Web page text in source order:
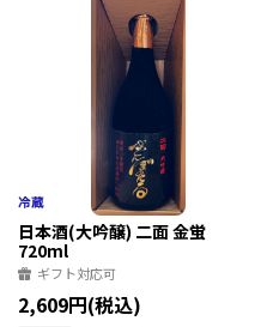
トペーストはほのかな甘みが特徴的。抗
酸化作用の強いリコピンやビタミンCが豊
富で、健康にも良い優等生。
日本酒(大吟醸) 二面 金蛍
720ml
ギフト対応可
2,609円(税込)